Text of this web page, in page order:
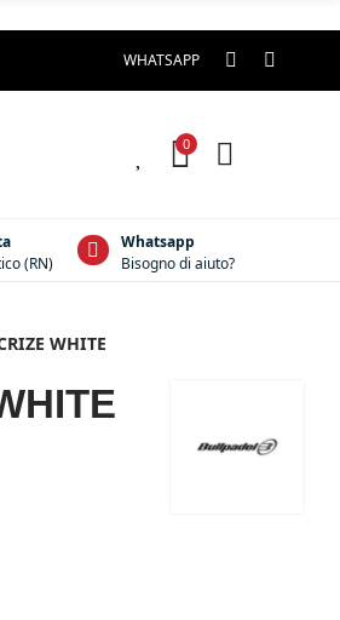
WHATSAPP
0
(RN)
Whatsapp
Bisogno di aiuto?
WHITE